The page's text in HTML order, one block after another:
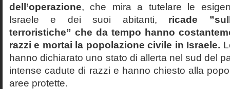
dell’operazione, che mira a tutelare le
Israele e dei suoi abitanti, ricade
terroristiche” che da tempo hanno
razzi e mortai la popolazione civile in Israele.
hanno dichiarato uno stato di allerta nel sud del
intense cadute di razzi e hanno chiesto alla
aree protette.